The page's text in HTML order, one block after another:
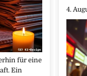
4.
für eine
Ein